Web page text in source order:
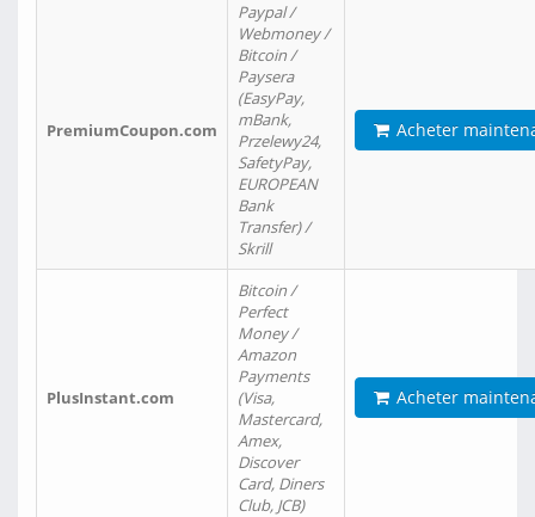
PremiumCoupon.com
Paypal /
Webmoney /
Bitcoin /
Paysera
(EasyPay,
mBank,
Przelewy24,
SafetyPay,
EUROPEAN
Bank
Transfer) /
Skrill
Acheter
PlusInstant.com
Bitcoin /
Perfect
Money /
Amazon
Payments
(Visa,
Mastercard,
Amex,
Discover
Card, Diners
Club, JCB)
Acheter